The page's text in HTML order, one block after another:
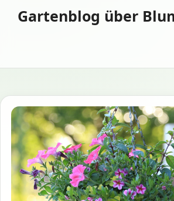
InhaltGartenblog über